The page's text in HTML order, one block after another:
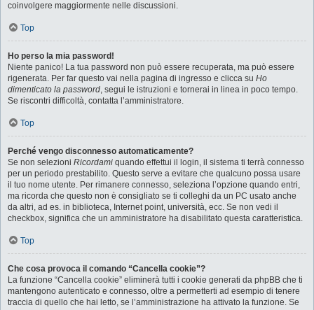
coinvolgere maggiormente nelle discussioni.
Top
Ho perso la mia password!
Niente panico! La tua password non può essere recuperata, ma può essere
rigenerata. Per far questo vai nella pagina di ingresso e clicca su Ho
dimenticato la password, segui le istruzioni e tornerai in linea in poco tempo.
Se riscontri difficoltà, contatta l’amministratore.
Top
Perché vengo disconnesso automaticamente?
Se non selezioni Ricordami quando effettui il login, il sistema ti terrà connesso
per un periodo prestabilito. Questo serve a evitare che qualcuno possa usare
il tuo nome utente. Per rimanere connesso, seleziona l’opzione quando entri,
ma ricorda che questo non è consigliato se ti colleghi da un PC usato anche
da altri, ad es. in biblioteca, Internet point, università, ecc. Se non vedi il
checkbox, significa che un amministratore ha disabilitato questa caratteristica.
Top
Che cosa provoca il comando “Cancella cookie”?
La funzione “Cancella cookie” eliminerà tutti i cookie generati da phpBB che ti
mantengono autenticato e connesso, oltre a permetterti ad esempio di tenere
traccia di quello che hai letto, se l’amministrazione ha attivato la funzione. Se